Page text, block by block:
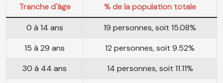
Tranche d'âge
% de la population totale
0 à 14 ans
19 personnes, soit 15.08%
15 à 29 ans
12 personnes, soit 9.52%
30 à 44 ans
14 personnes, soit 11.11%